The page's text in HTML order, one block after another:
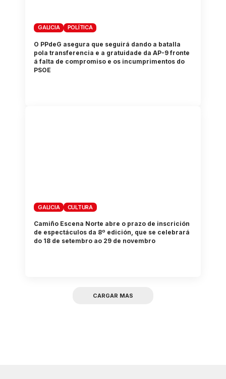
GALICIA POLÍTICA
O PPdeG asegura que seguirá dando a batalla
pola transferencia e a gratuidade da AP-9 fronte
á falta de compromiso e os incumprimentos do
PSOE
GALICIA CULTURA
Camiño Escena Norte abre o prazo de inscrición
de espectáculos da 8º edición, que se celebrará
do 18 de setembro ao 29 de novembro
CARGAR MAS